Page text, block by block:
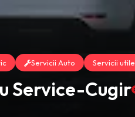
Servicii Auto Servicii utile
Service-Cugir